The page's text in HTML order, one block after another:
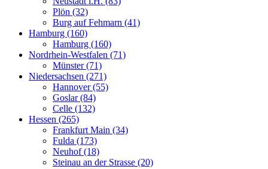
Plön (32)
Burg auf Fehmarn (41)
Hamburg (160)
Hamburg (160)
Nordrhein-Westfalen (71)
Münster (71)
Niedersachsen (271)
Hannover (55)
Goslar (84)
Celle (132)
Hessen (265)
Frankfurt Main (34)
Fulda (173)
Neuhof (18)
Steinau an der Strasse (20)